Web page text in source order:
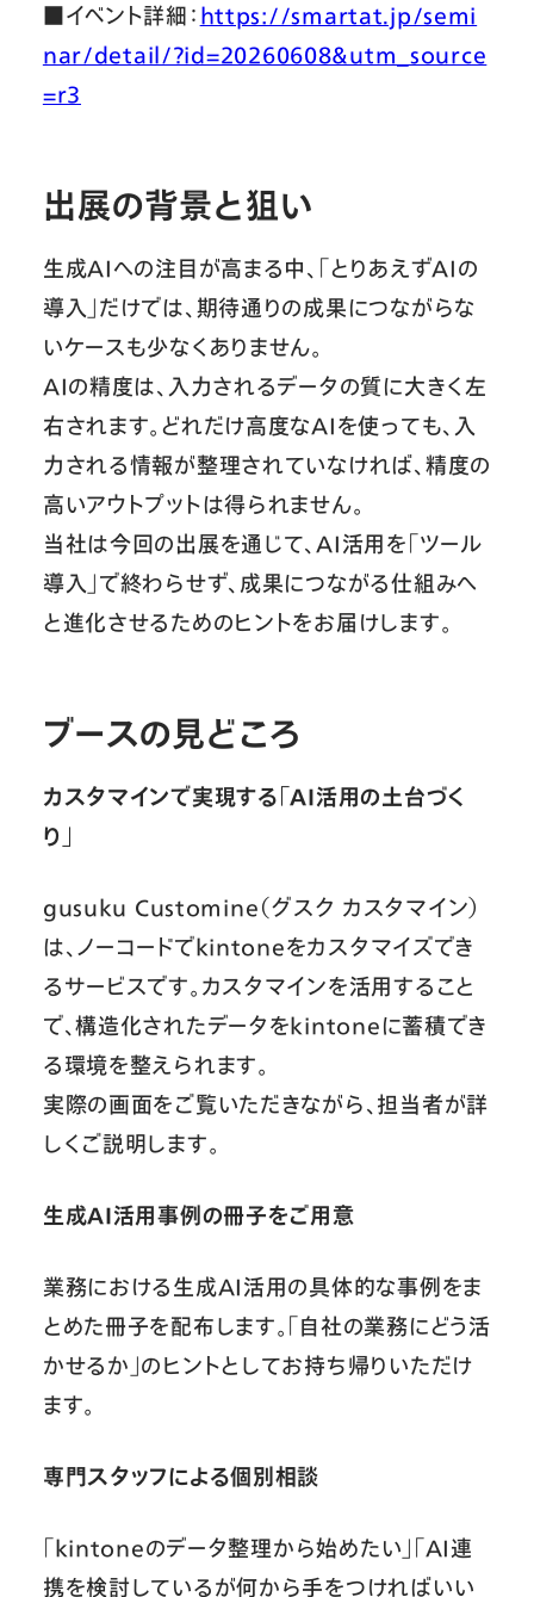
■イベント詳細： https://smartat.jp/semi
nar/detail/?id=20260608&utm_source
=r3
出展の背景と狙い
生成AIへの注目が高まる中、「とりあえずAIの
導入」だけでは、期待通りの成果につながらな
いケースも少なくありません。
AIの精度は、入力されるデータの質に大きく左
右されます。どれだけ高度なAIを使っても、入
力される情報が整理されていなければ、精度の
高いアウトプットは得られません。
当社は今回の出展を通じて、AI活用を「ツール
導入」で終わらせず、成果につながる仕組みへ
と進化させるためのヒントをお届けします。
ブースの見どころ
カスタマインで実現する「AI活用の土台づく
り」
gusuku Customine（グスク カスタマイン）
は、ノーコードでkintoneをカスタマイズでき
るサービスです。カスタマインを活用すること
で、構造化されたデータをkintoneに蓄積でき
る環境を整えられます。
実際の画面をご覧いただきながら、担当者が詳
しくご説明します。
生成AI活用事例の冊子をご用意
業務における生成AI活用の具体的な事例をま
とめた冊子を配布します。「自社の業務にどう活
かせるか」のヒントとしてお持ち帰りいただけ
ます。
専門スタッフによる個別相談
「kintoneのデータ整理から始めたい」「AI連
携を検討しているが何から手をつければいい